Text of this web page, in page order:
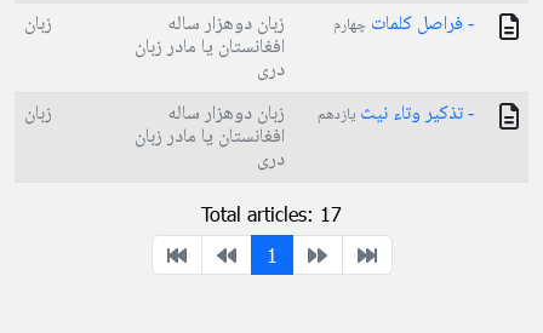
- فراصل كلمات چهارم زبان دوهزار ساله
افغانستان یا مادر زبان
دری
زبان
- تذكير وتاء نيث یازدهم زبان دوهزار ساله
افغانستان یا مادر زبان
دری
زبان
Total articles: 17
1